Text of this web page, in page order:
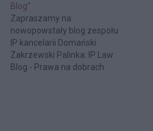
Blog”
Zapraszamy na
nowopowstały blog zespołu
IP kancelarii Domański
Zakrzewski Palinka: IP Law
Blog - Prawa na dobrach